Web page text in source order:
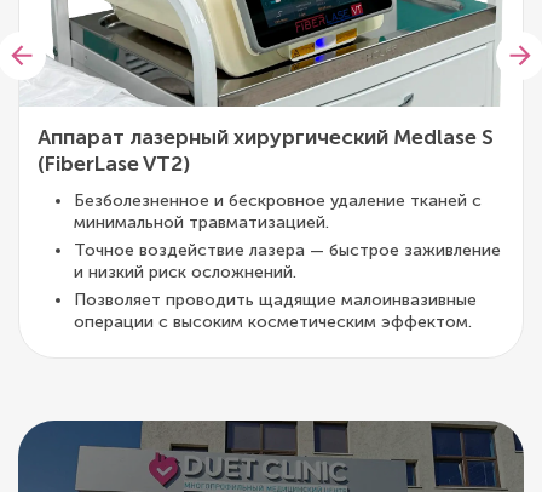
Аппарат лазерный хирургический Medlase S
(FiberLase VT2)
Безболезненное и бескровное удаление тканей с
минимальной травматизацией.
Точное воздействие лазера — быстрое заживление
и низкий риск осложнений.
Позволяет проводить щадящие малоинвазивные
операции с высоким косметическим эффектом.